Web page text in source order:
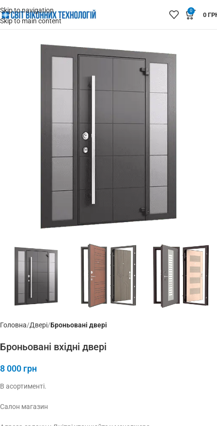
Skip to navigation
Skip to main content
0
0
Головна Дверi Броньовані двері
Броньовані вхідні двері
8 000 грн
В асортименті.
Салон магазин